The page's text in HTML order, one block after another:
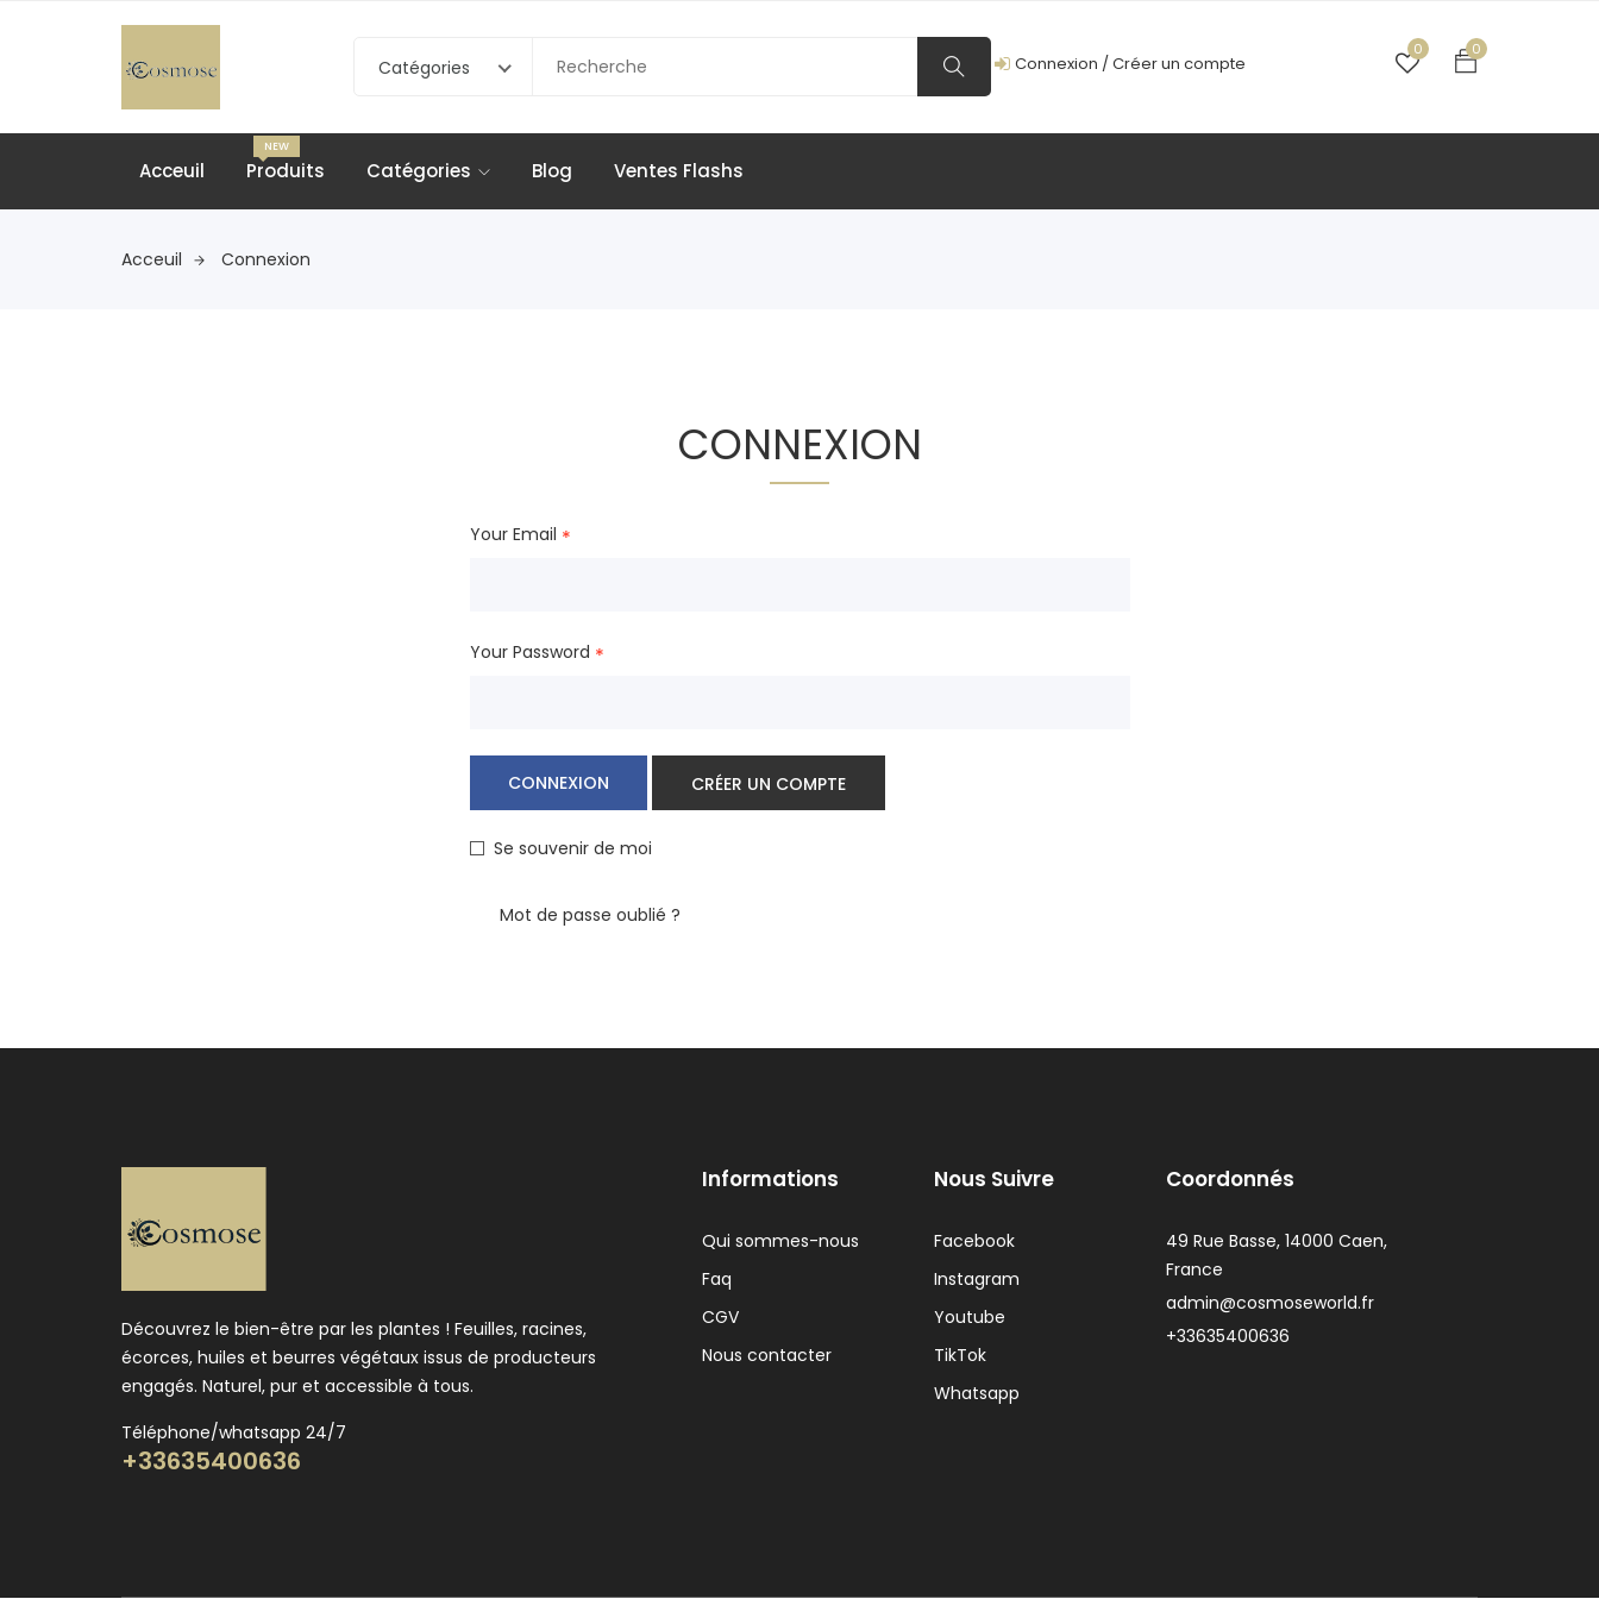
Catégories Connexion /Créer un compte
0 0
Acceuil Produits
NEW
Catégories Blog Ventes Flashs
Acceuil Connexion
CONNEXION
Your Email *
Your Password *
CONNEXION CRÉER UN COMPTE
Se souvenir de moi
Mot de passe oublié ?
Découvrez le bien-être par les plantes ! Feuilles, racines,
écorces, huiles et beurres végétaux issus de producteurs
engagés. Naturel, pur et accessible à tous.
Téléphone/whatsapp 24/7
+33635400636
Informations
Qui sommes-nous
Faq
CGV
Nous contacter
Nous Suivre
Facebook
Instagram
Youtube
TikTok
Whatsapp
Coordonnés
49 Rue Basse, 14000 Caen,
France
admin@cosmoseworld.fr
+33635400636